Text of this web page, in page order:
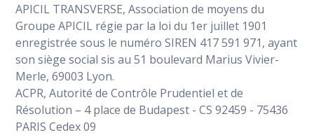
APICIL TRANSVERSE, Association de moyens du
Groupe APICIL régie par la loi du 1er juillet 1901
enregistrée sous le numéro SIREN 417 591 971, ayant
son siège social sis au 51 boulevard Marius Vivier-
Merle, 69003 Lyon.
ACPR, Autorité de Contrôle Prudentiel et de
Résolution – 4 place de Budapest - CS 92459 - 75436
PARIS Cedex 09